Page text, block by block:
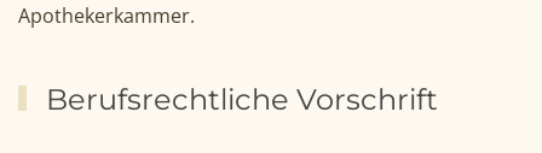
Apothekerkammer.
Berufsrechtliche Vorschrift